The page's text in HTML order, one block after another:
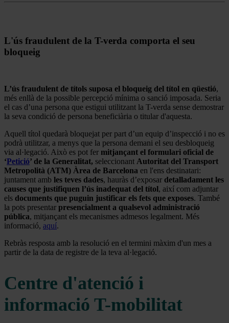
L'ús fraudulent de la T-verda comporta el seu
bloqueig
L’ús fraudulent de títols suposa el bloqueig del títol en qüestió,
més enllà de la possible percepció mínima o sanció imposada. Seria
el cas d’una persona que estigui utilitzant la T-verda sense demostrar
la seva condició de persona beneficiària o titular d'aquesta.
Aquell títol quedarà bloquejat per part d’un equip d’inspecció i no es
podrà utilitzar, a menys que la persona demani el seu desbloqueig
via al·legació. Això es pot fer mitjançant el formulari oficial de
‘Petició’ de la Generalitat, seleccionant Autoritat del Transport
Metropolità (ATM) Àrea de Barcelona en l'ens destinatari:
juntament amb les teves dades, hauràs d’exposar detalladament les
causes que justifiquen l’ús inadequat del títol, així com adjuntar
els documents que puguin justificar els fets que exposes. També
la pots presentar presencialment a qualsevol administració
pública, mitjançant els mecanismes admesos legalment. Més
informació, aquí.
Rebràs resposta amb la resolució en el termini màxim d'un mes a
partir de la data de registre de la teva al·legació.
Centre d'atenció i
informació T-mobilitat